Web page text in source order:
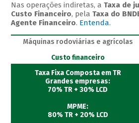
Nas operações indiretas, aTaxa de
Custo Financeiro, pelaTaxa do
Agente Financeiro. Entenda.
Máquinas rodoviárias e agrícolas
Custo financeiro
Taxa Fixa Composta em TR
Grandes empresas:
70% TR + 30% LCD
MPME:
80% TR + 20% LCD